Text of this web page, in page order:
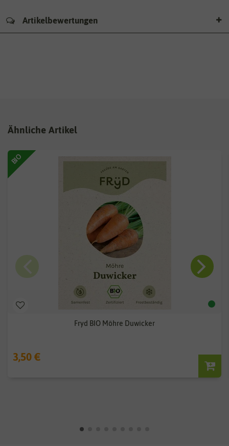
Artikelbewertungen
Ähnliche Artikel
BIO
Fryd BIO Möhre Duwicker
3,50 €